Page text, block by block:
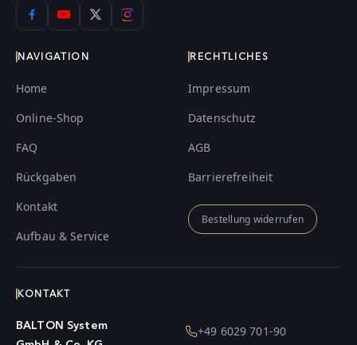
NAVIGATION
Home
Online-Shop
FAQ
Rückgaben
Kontakt
Aufbau & Service
RECHTLICHES
Impressum
Datenschutz
AGB
Barrierefreiheit
Bestellung widerrufen
KONTAKT
BALTON System
+49 6029 701-90